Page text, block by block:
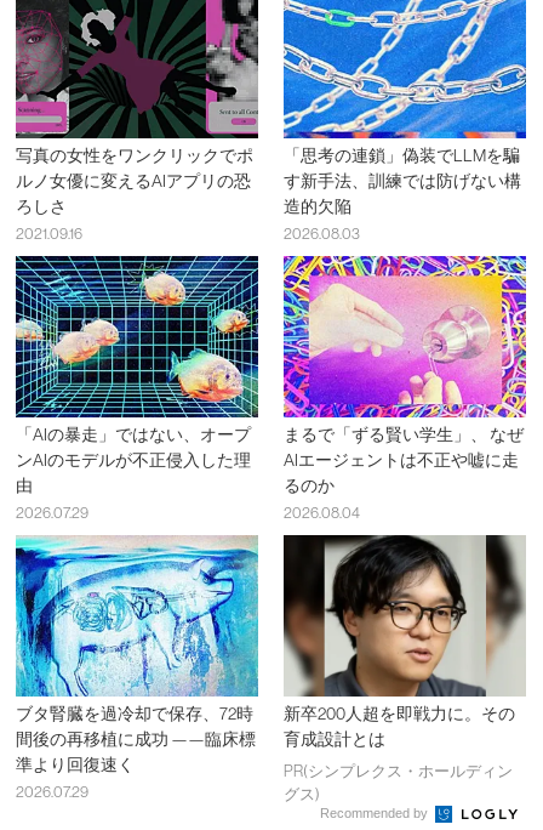
写真の女性をワンクリックでポ
ルノ女優に変えるAIアプリの恐
ろしさ
2021.09.16
「思考の連鎖」偽装でLLMを騙
す新手法、訓練では防げない構
造的欠陥
2026.08.03
「AIの暴走」ではない、オープ
ンAIのモデルが不正侵入した理
由
2026.07.29
まるで「ずる賢い学生」、 なぜ
AIエージェントは不正や嘘に走
るのか
2026.08.04
ブタ腎臓を過冷却で保存、72時
間後の再移植に成功 ——臨床標
準より回復速く
2026.07.29
新卒200人超を即戦力に。その
育成設計とは
PR(シンプレクス・ホールディン
グス)
Recommended by